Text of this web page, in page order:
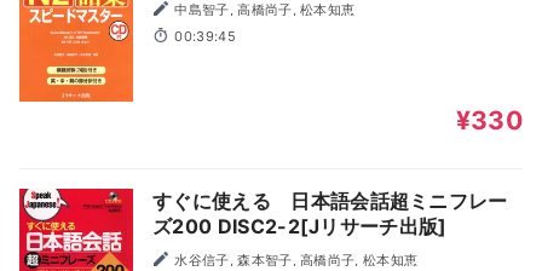
中島智子, 高橋尚子, 松本知恵
00:39:45
¥330
すぐに使える 日本語会話超ミニフレー
ズ200 DISC2-2[Jリサーチ出版]
水谷信子, 森本智子, 高橋尚子, 松本知恵